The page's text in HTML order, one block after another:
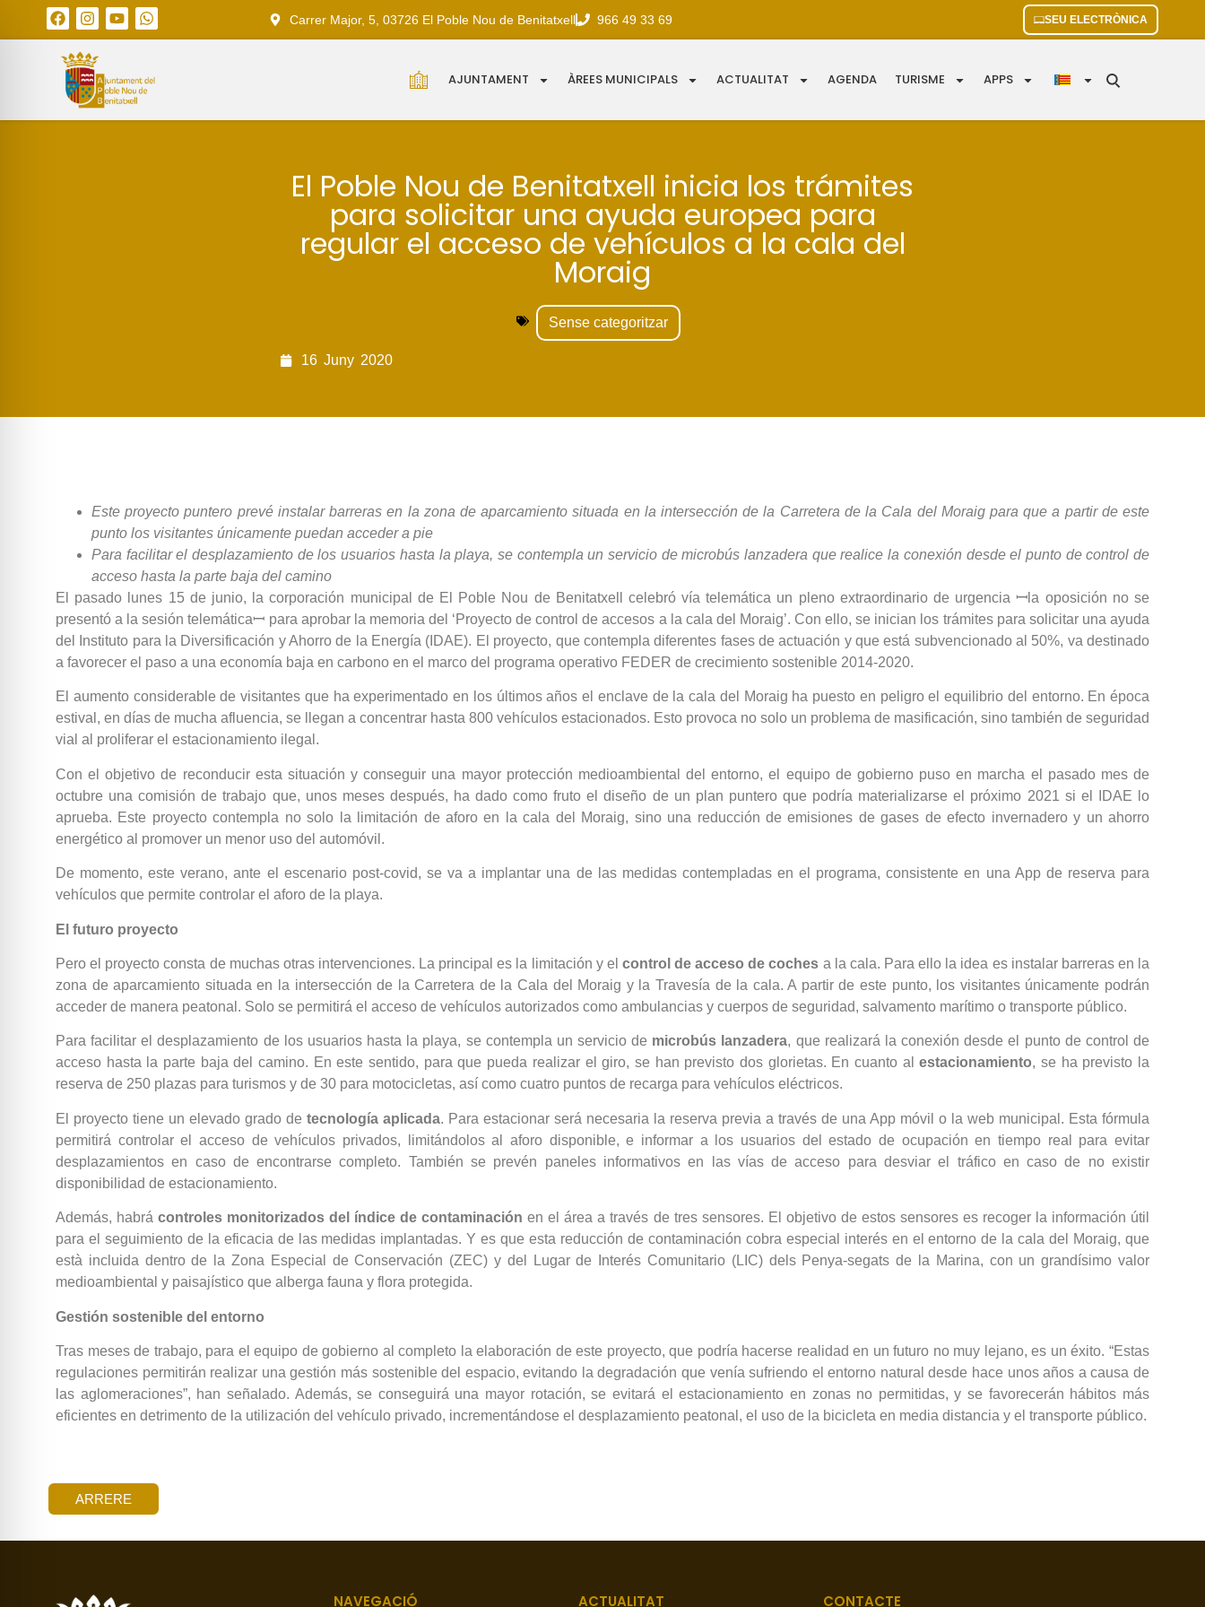
Carrer Major, 5, 03726 El Poble Nou de Benitatxell 966 49 33 69 SEU ELECTRÒNICA
AJUNTAMENT ÀREES MUNICIPALS ACTUALITAT AGENDA TURISME APPS
El Poble Nou de Benitatxell inicia los trámites
para solicitar una ayuda europea para
regular el acceso de vehículos a la cala del
Moraig
Sense categoritzar
16 Juny 2020
Este proyecto puntero prevé instalar barreras en la zona de aparcamiento situada en la intersección de la Carretera de la Cala del Moraig para que a partir de este
punto los visitantes únicamente puedan acceder a pie
Para facilitar el desplazamiento de los usuarios hasta la playa, se contempla un servicio de microbús lanzadera que realice la conexión desde el punto de control de
acceso hasta la parte baja del camino
El pasado lunes 15 de junio, la corporación municipal de El Poble Nou de Benitatxell celebró vía telemática un pleno extraordinario de urgencia ꟷla oposición no se
presentó a la sesión telemáticaꟷ para aprobar la memoria del ‘Proyecto de control de accesos a la cala del Moraig’. Con ello, se inician los trámites para solicitar una ayuda
del Instituto para la Diversificación y Ahorro de la Energía (IDAE). El proyecto, que contempla diferentes fases de actuación y que está subvencionado al 50%, va destinado
a favorecer el paso a una economía baja en carbono en el marco del programa operativo FEDER de crecimiento sostenible 2014-2020.
El aumento considerable de visitantes que ha experimentado en los últimos años el enclave de la cala del Moraig ha puesto en peligro el equilibrio del entorno. En época
estival, en días de mucha afluencia, se llegan a concentrar hasta 800 vehículos estacionados. Esto provoca no solo un problema de masificación, sino también de seguridad
vial al proliferar el estacionamiento ilegal.
Con el objetivo de reconducir esta situación y conseguir una mayor protección medioambiental del entorno, el equipo de gobierno puso en marcha el pasado mes de
octubre una comisión de trabajo que, unos meses después, ha dado como fruto el diseño de un plan puntero que podría materializarse el próximo 2021 si el IDAE lo
aprueba. Este proyecto contempla no solo la limitación de aforo en la cala del Moraig, sino una reducción de emisiones de gases de efecto invernadero y un ahorro
energético al promover un menor uso del automóvil.
De momento, este verano, ante el escenario post-covid, se va a implantar una de las medidas contempladas en el programa, consistente en una App de reserva para
vehículos que permite controlar el aforo de la playa.
El futuro proyecto
Pero el proyecto consta de muchas otras intervenciones. La principal es la limitación y el control de acceso de coches a la cala. Para ello la idea es instalar barreras en la
zona de aparcamiento situada en la intersección de la Carretera de la Cala del Moraig y la Travesía de la cala. A partir de este punto, los visitantes únicamente podrán
acceder de manera peatonal. Solo se permitirá el acceso de vehículos autorizados como ambulancias y cuerpos de seguridad, salvamento marítimo o transporte público.
Para facilitar el desplazamiento de los usuarios hasta la playa, se contempla un servicio de microbús lanzadera, que realizará la conexión desde el punto de control de
acceso hasta la parte baja del camino. En este sentido, para que pueda realizar el giro, se han previsto dos glorietas. En cuanto alestacionamiento, se ha previsto la
reserva de 250 plazas para turismos y de 30 para motocicletas, así como cuatro puntos de recarga para vehículos eléctricos.
El proyecto tiene un elevado grado de tecnología aplicada. Para estacionar será necesaria la reserva previa a través de una App móvil o la web municipal. Esta fórmula
permitirá controlar el acceso de vehículos privados, limitándolos al aforo disponible, e informar a los usuarios del estado de ocupación en tiempo real para evitar
desplazamientos en caso de encontrarse completo. También se prevén paneles informativos en las vías de acceso para desviar el tráfico en caso de no existir
disponibilidad de estacionamiento.
Además, habrácontroles monitorizados del índice de contaminación en el área a través de tres sensores. El objetivo de estos sensores es recoger la información útil
para el seguimiento de la eficacia de las medidas implantadas. Y es que esta reducción de contaminación cobra especial interés en el entorno de la cala del Moraig, que
està incluida dentro de la Zona Especial de Conservación (ZEC) y del Lugar de Interés Comunitario (LIC) dels Penya-segats de la Marina, con un grandísimo valor
medioambiental y paisajístico que alberga fauna y flora protegida.
Gestión sostenible del entorno
Tras meses de trabajo, para el equipo de gobierno al completo la elaboración de este proyecto, que podría hacerse realidad en un futuro no muy lejano, es un éxito. “Estas
regulaciones permitirán realizar una gestión más sostenible del espacio, evitando la degradación que venía sufriendo el entorno natural desde hace unos años a causa de
las aglomeraciones”, han señalado. Además, se conseguirá una mayor rotación, se evitará el estacionamiento en zonas no permitidas, y se favorecerán hábitos más
eficientes en detrimento de la utilización del vehículo privado, incrementándose el desplazamiento peatonal, el uso de la bicicleta en media distancia y el transporte público.
ARRERE
NAVEGACIÓ ACTUALITAT CONTACTE